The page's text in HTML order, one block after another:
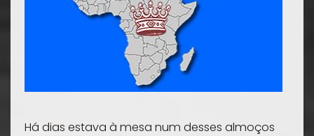
Há dias estava à mesa num desses almoços